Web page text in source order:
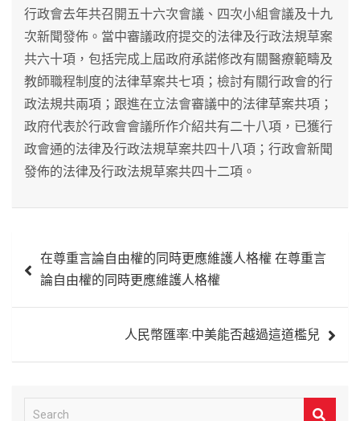
行政會去年共召開五十六次會議、四次小組會議及十九
次新聞發佈。當中審議政府提交的法律及行政法規草案
共六十項，包括完成上屆政府承諾修改有關醫療範疇及
教師職程制度的法律草案共七項；檢討有關行政會的行
政法規共兩項；跟進在立法會審議中的法律草案共項；
政府代表於行政會會議所作介紹共有二十八項，已獲行
政會通的法律及行政法規草案共四十八項；行政會新聞
發佈的法律及行政法規草案共四十二項。
章 在尊重言論自由權的同時更應維護人格權 在尊重言
論自由權的同時更應維護人格權
人民幣匯率:中美能否越過這道檻兒